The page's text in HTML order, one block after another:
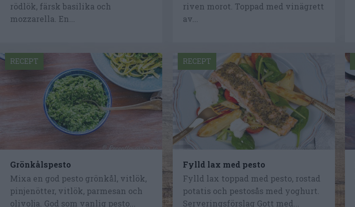
rödlök, färsk basilika och
mozzarella. En...
riven morot. Toppad med vinägrett
av...
Grönkålspesto
Mixa en god pesto grönkål, vitlök,
pinjenötter, vitlök, parmesan och
olivolja. God som vanlig pesto...
RECEPT
Fylld lax med pesto
Fylld lax toppad med pesto, rostad
potatis och pestosås med yoghurt.
Serveringsförslag Gott med...
RECEPT